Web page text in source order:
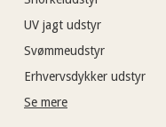
UV jagt udstyr
Svømmeudstyr
Erhvervsdykker udstyr
Se mere